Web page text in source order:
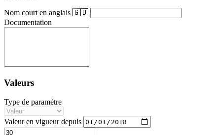
Nom court en anglais 🇬🇧
Documentation
Valeurs
Type de paramètre
Valeur en vigueur depuis